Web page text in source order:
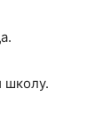
школу.